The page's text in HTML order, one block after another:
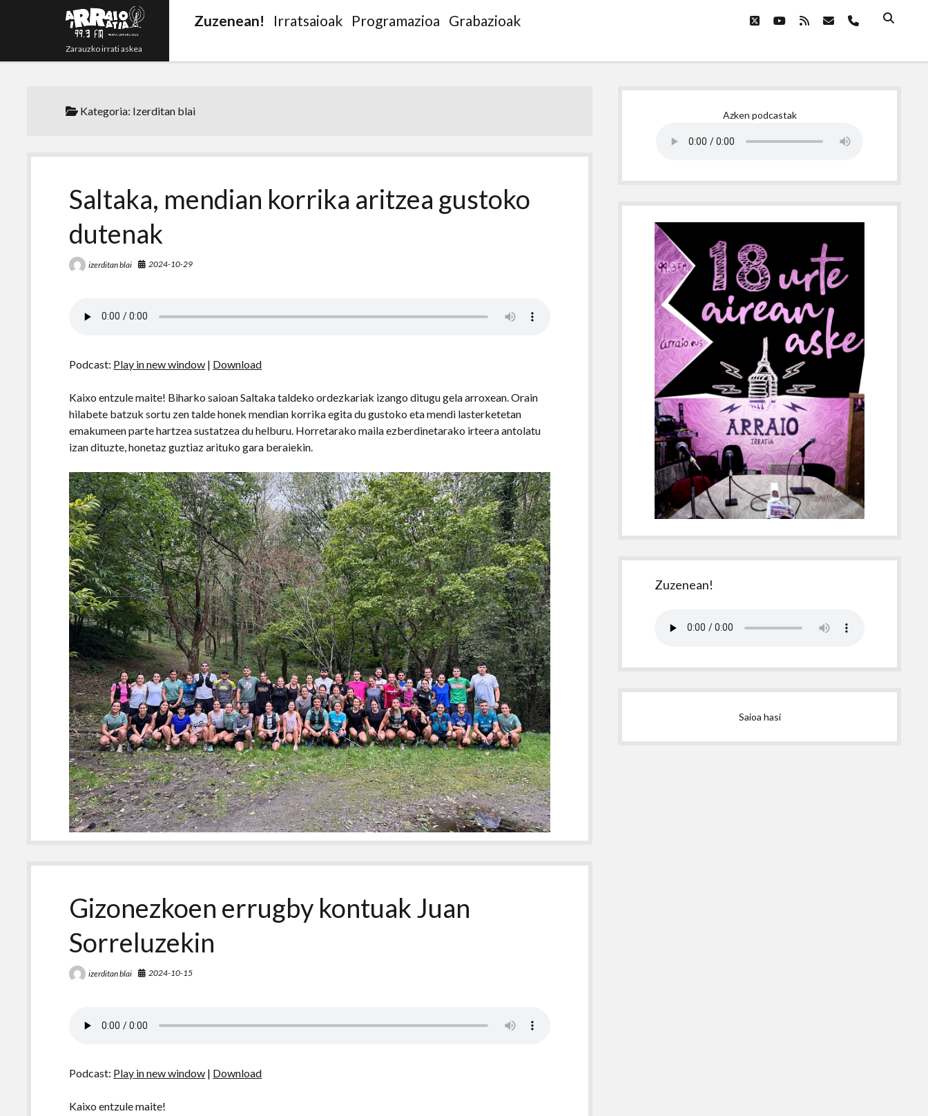
Zarauzko irrati askea
Zuzenean! Irratsaioak Programazioa Grabazioak twitteryoutube
rss emailphone
Kategoria: Izerditan blai
Saltaka, mendian korrika aritzea gustoko
dutenak
izerditan blai 2024-10-29
Podcast: Play in new window | Download
Kaixo entzule maite! Biharko saioan Saltaka taldeko ordezkariak izango ditugu gela arroxean. Orain
hilabete batzuk sortu zen talde honek mendian korrika egita du gustoko eta mendi lasterketetan
emakumeen parte hartzea sustatzea du helburu. Horretarako maila ezberdinetarako irteera antolatu
izan dituzte, honetaz guztiaz arituko gara beraiekin.
Gizonezkoen errugby kontuak Juan
Sorreluzekin
izerditan blai 2024-10-15
Podcast: Play in new window | Download
Kaixo entzule maite!
Azken podcastak
Zuzenean!
Saioa hasi